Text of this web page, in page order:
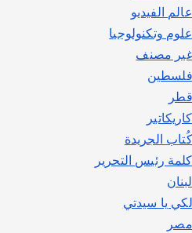
عالم الفيديو
علوم وتكنولوجيا
غير مصنف
فلسطين
قطر
كاريكاتير
كُتاب الجريدة
كلمة رئيس التحرير
لبنان
لكي يا سيدتي
مصر